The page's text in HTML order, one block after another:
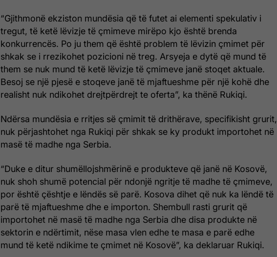
“Gjithmonë ekziston mundësia që të futet ai elementi spekulativ i
tregut, të ketë lëvizje të çmimeve mirëpo kjo është brenda
konkurrencës. Po ju them që është problem të lëvizin çmimet për
shkak se i rrezikohet pozicioni në treg. Arsyeja e dytë që mund të
them se nuk mund të ketë lëvizje të çmimeve janë stoqet aktuale.
Besoj se një pjesë e stoqeve janë të mjaftueshme për një kohë dhe
realisht nuk ndikohet drejtpërdrejt te oferta”, ka thënë Rukiqi.
Ndërsa mundësia e rritjes së çmimit të drithërave, specifikisht grurit,
nuk përjashtohet nga Rukiqi për shkak se ky produkt importohet në
masë të madhe nga Serbia.
“Duke e ditur shumëllojshmërinë e produkteve që janë në Kosovë,
nuk shoh shumë potencial për ndonjë ngritje të madhe të çmimeve,
por është çështje e lëndës së parë. Kosova dihet që nuk ka lëndë të
parë të mjaftueshme dhe e importon. Shembull rasti grurit që
importohet në masë të madhe nga Serbia dhe disa produkte në
sektorin e ndërtimit, nëse masa vlen edhe te masa e parë edhe
mund të ketë ndikime te çmimet në Kosovë”, ka deklaruar Rukiqi.